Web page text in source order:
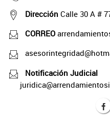
Dirección Calle 30 A #
CORREO
Notificación Judicial